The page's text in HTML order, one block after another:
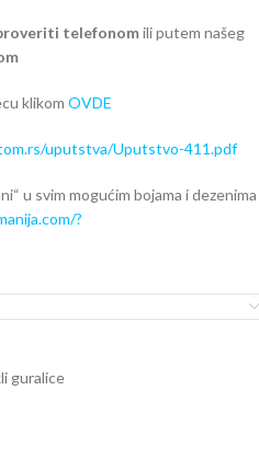
telefonomili putem našeg
klikom OVDE
uputstva/Uputstvo-411.pdf
u svim mogućim bojama i dezenima
?
guralice